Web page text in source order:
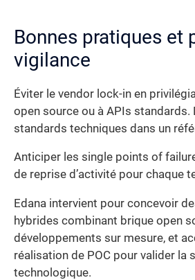
Bonnes pratiques et
vigilance
Éviter le vendor lock-in en
open source ou à APIs standards.
standards techniques dans un
Anticiper les single points of
de reprise d’activité pour chaque
Edana intervient pour concevoir
hybrides combinant brique open
développements sur mesure, et
réalisation de POC pour valider la
technologique.